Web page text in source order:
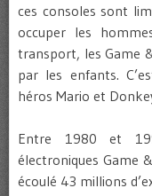
ces consoles sont
occuper les
transport, les Game
par les enfants.
héros Mario et
Entre 1980 et
électroniques Game
écoulé 43 millions